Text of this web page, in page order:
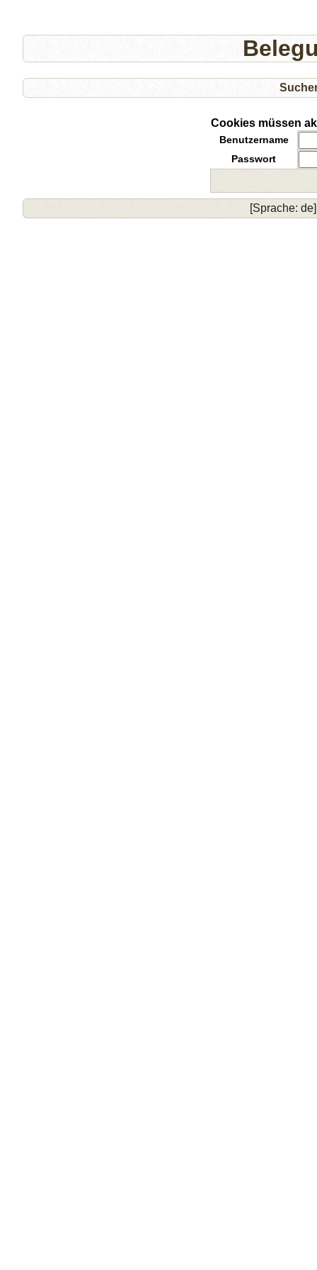
Cookies müssen
Benutzername
Passwort
[Sprache: